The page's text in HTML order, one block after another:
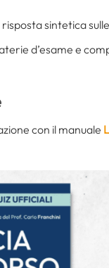
risposta sintetica
d’esame e
con il manuale